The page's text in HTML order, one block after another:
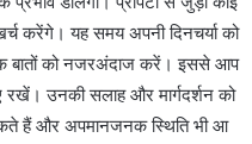
करेंगे। यह समय अपनी दिनचर्या को
बातों को नजरअंदाज करें। इससे आप
उनकी सलाह और मार्गदर्शन को
हैं और अपमानजनक स्थिति भी आ